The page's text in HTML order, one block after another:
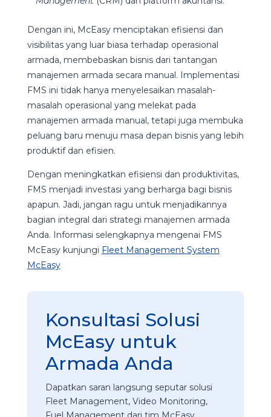
Dengan ini, McEasy menciptakan efisiensi dan
visibilitas yang luar biasa terhadap operasional
armada, membebaskan bisnis dari tantangan
manajemen armada secara manual. Implementasi
FMS ini tidak hanya menyelesaikan masalah-
masalah operasional yang melekat pada
manajemen armada manual, tetapi juga membuka
peluang baru menuju masa depan bisnis yang lebih
produktif dan efisien.
Dengan meningkatkan efisiensi dan produktivitas,
FMS menjadi investasi yang berharga bagi bisnis
apapun. Jadi, jangan ragu untuk menjadikannya
bagian integral dari strategi manajemen armada
Anda. Informasi selengkapnya mengenai FMS
McEasy kunjungi Fleet Management System
McEasy
Konsultasi Solusi
McEasy untuk
Armada Anda
Dapatkan saran langsung seputar solusi
Fleet Management, Video Monitoring,